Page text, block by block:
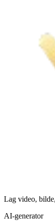
Lag video,
AI-generator